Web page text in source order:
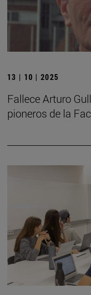
13 | 10 | 2025
Fallece Arturo
pioneros de la